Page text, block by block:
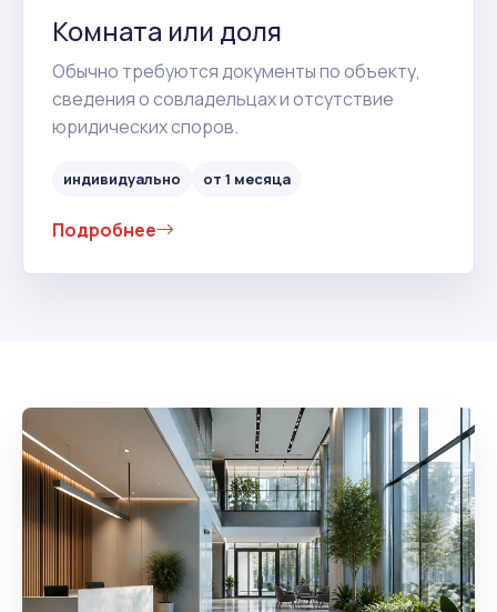
Комната или доля
Обычно требуются документы по объекту,
сведения о совладельцах и отсутствие
юридических споров.
индивидуально от 1 месяца
Подробнее